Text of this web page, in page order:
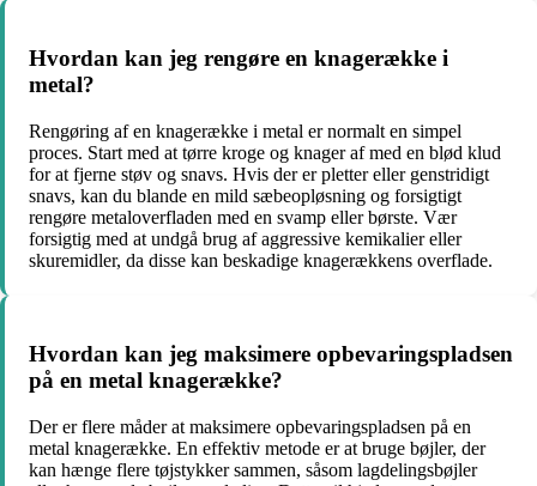
Hvordan kan jeg rengøre en knagerække i
metal?
Rengøring af en knagerække i metal er normalt en simpel
proces. Start med at tørre kroge og knager af med en blød klud
for at fjerne støv og snavs. Hvis der er pletter eller genstridigt
snavs, kan du blande en mild sæbeopløsning og forsigtigt
rengøre metaloverfladen med en svamp eller børste. Vær
forsigtig med at undgå brug af aggressive kemikalier eller
skuremidler, da disse kan beskadige knagerækkens overflade.
Hvordan kan jeg maksimere opbevaringspladsen
på en metal knagerække?
Der er flere måder at maksimere opbevaringspladsen på en
metal knagerække. En effektiv metode er at bruge bøjler, der
kan hænge flere tøjstykker sammen, såsom lagdelingsbøjler